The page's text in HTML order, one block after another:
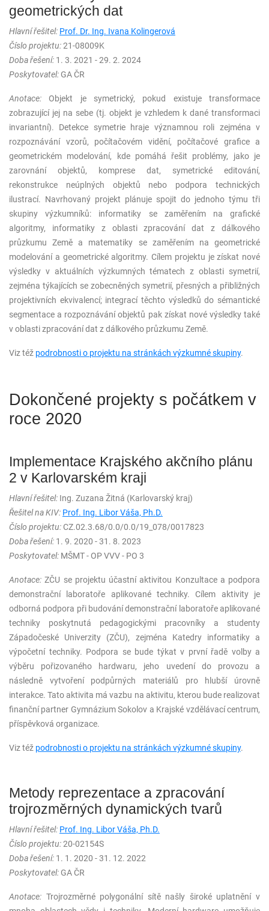
geometrických dat
Hlavní řešitel: Prof. Dr. Ing. Ivana Kolingerová
Číslo projektu:21-08009K
Doba řešení: 1. 3. 2021 - 29. 2. 2024
Poskytovatel: GA ČR
Anotace: Objekt je symetrický, pokud existuje transformace
zobrazující jej na sebe (tj. objekt je vzhledem k dané transformaci
invariantní). Detekce symetrie hraje významnou roli zejména v
rozpoznávání vzorů, počítačovém vidění, počítačové grafice a
geometrickém modelování, kde pomáhá řešit problémy, jako je
zarovnání objektů, komprese dat, symetrické editování,
rekonstrukce neúplných objektů nebo podpora technických
ilustrací. Navrhovaný projekt plánuje spojit do jednoho týmu tři
skupiny výzkumníků: informatiky se zaměřením na grafické
algoritmy, informatiky z oblasti zpracování dat z dálkového
průzkumu Země a matematiky se zaměřením na geometrické
modelování a geometrické algoritmy. Cílem projektu je získat nové
výsledky v aktuálních výzkumných tématech z oblasti symetrií,
zejména týkajících se zobecněných symetrií, přesných a přibližných
projektivních ekvivalencí; integrací těchto výsledků do sémantické
segmentace a rozpoznávání objektů pak získat nové výsledky také
v oblasti zpracování dat z dálkového průzkumu Země.
Viz též podrobnosti o projektu na stránkách výzkumné skupiny.
Dokončené projekty s počátkem v
roce 2020
Implementace Krajského akčního plánu
2 v Karlovarském kraji
Hlavní řešitel: Ing. Zuzana Žitná (Karlovarský kraj)
Řešitel na KIV: Prof. Ing. Libor Váša, Ph.D.
Číslo projektu:CZ.02.3.68/0.0/0.0/19_078/0017823
Doba řešení: 1. 9. 2020 - 31. 8. 2023
Poskytovatel: MŠMT - OP VVV - PO 3
Anotace: ZČU se projektu účastní aktivitou Konzultace a podpora
demonstrační laboratoře aplikované techniky. Cílem aktivity je
odborná podpora při budování demonstrační laboratoře aplikované
techniky poskytnutá pedagogickými pracovníky a studenty
Západočeské Univerzity (ZČU), zejména Katedry informatiky a
výpočetní techniky. Podpora se bude týkat v první řadě volby a
výběru pořizovaného hardwaru, jeho uvedení do provozu a
následně vytvoření podpůrných materiálů pro hlubší úrovně
interakce. Tato aktivita má vazbu na aktivitu, kterou bude realizovat
finanční partner Gymnázium Sokolov a Krajské vzdělávací centrum,
příspěvková organizace.
Viz též podrobnosti o projektu na stránkách výzkumné skupiny.
Metody reprezentace a zpracování
trojrozměrných dynamických tvarů
Hlavní řešitel: Prof. Ing. Libor Váša, Ph.D.
Číslo projektu:20-02154S
Doba řešení: 1. 1. 2020 - 31. 12. 2022
Poskytovatel: GA ČR
Anotace: Trojrozměrné polygonální sítě našly široké uplatnění v